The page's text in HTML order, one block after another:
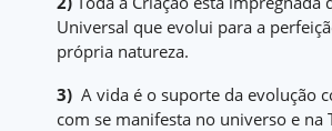
Universal que evolui para a
própria natureza.
3) A vida é o suporte da evolução
com se manifesta no universo e na